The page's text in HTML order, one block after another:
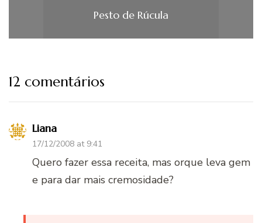
Pesto de Rúcula
12 comentários
Liana
17/12/2008 at 9:41
Quero fazer essa receita, mas orque leva gem
e para dar mais cremosidade?